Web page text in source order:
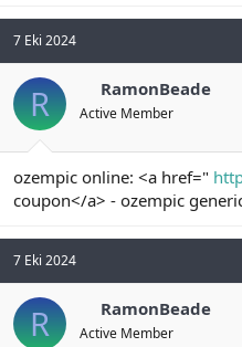
7 Eki 2024
R RamonBeade
Active Member
ozempic online: <a href="
coupon</a> - ozempic
7 Eki 2024
R RamonBeade
Active Member